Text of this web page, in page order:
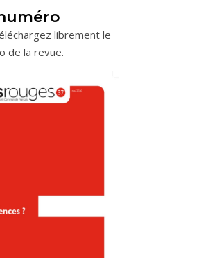
librement le
de la revue.